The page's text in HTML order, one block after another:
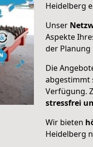
Heidelberg
Unser
Aspekte
der Planung
Die
abgestimmt
Verfügung.
stressfrei
Wir bieten
Heidelberg